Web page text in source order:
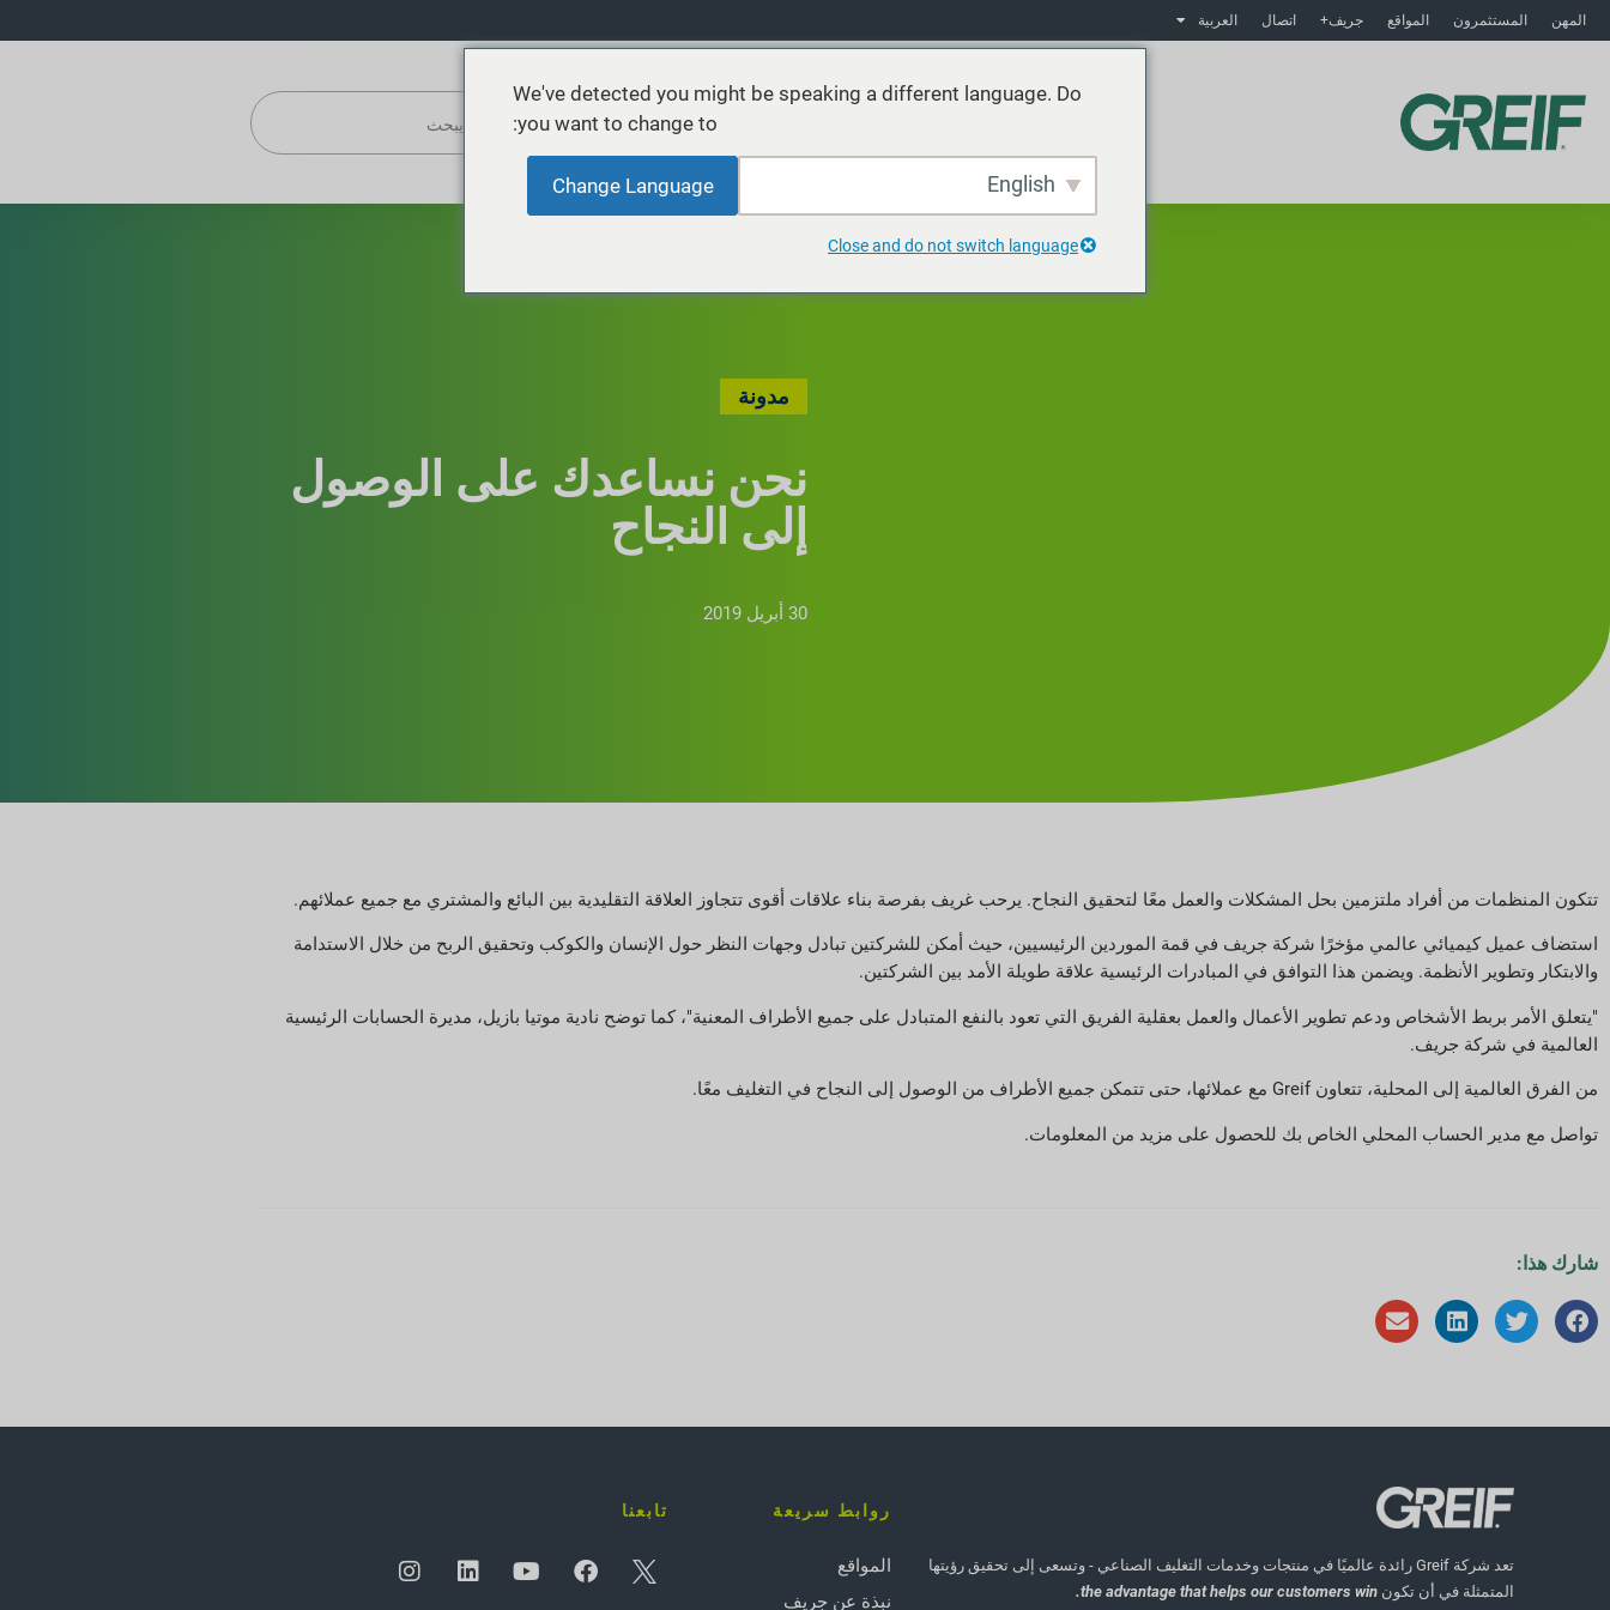
المهن المستثمرون المواقع جريف+ اتصال العربية
موارد عن
مدونة
نحن نساعدك على الوصول
إلى النجاح
30 أبريل 2019
تتكون المنظمات من أفراد ملتزمين بحل المشكلات والعمل معًا لتحقيق النجاح. يرحب غريف بفرصة بناء علاقات أقوى تتجاوز العلاقة التقليدية بين البائع والمشتري مع جميع عملائهم.
استضاف عميل كيميائي عالمي مؤخرًا شركة جريف في قمة الموردين الرئيسيين، حيث أمكن للشركتين تبادل وجهات النظر حول الإنسان والكوكب وتحقيق الربح من خلال الاستدامة
والابتكار وتطوير الأنظمة. ويضمن هذا التوافق في المبادرات الرئيسية علاقة طويلة الأمد بين الشركتين.
"يتعلق الأمر بربط الأشخاص ودعم تطوير الأعمال والعمل بعقلية الفريق التي تعود بالنفع المتبادل على جميع الأطراف المعنية"، كما توضح نادية موتيا بازيل، مديرة الحسابات الرئيسية
العالمية في شركة جريف.
من الفرق العالمية إلى المحلية، تتعاون Greif مع عملائها، حتى تتمكن جميع الأطراف من الوصول إلى النجاح في التغليف معًا.
تواصل مع مدير الحساب المحلي الخاص بك للحصول على مزيد من المعلومات.
شارك هذا:
تعد شركة Greif رائدة عالميًا في منتجات وخدمات التغليف الصناعي - وتسعى إلى تحقيق رؤيتها
المتمثلة في أن تكون the advantage that helps our customers win.
روابط سريعة
المواقع
نبذة عن جريف
تابعنا
We've detected you might be speaking a different language. Do
you want to change to:
English
Change Language
Close and do not switch language